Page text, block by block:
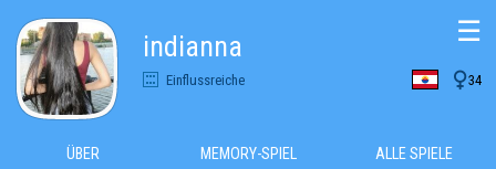
indianna
Einflussreiche 34
☰
ÜBER MEMORY-SPIEL ALLE SPIELE